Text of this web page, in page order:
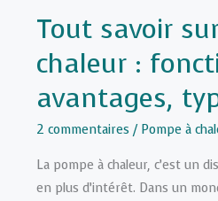
Tout savoir
chaleur :
avantages,
2 commentaires / Pompe à
La pompe à chaleur, c’est un
en plus d’intérêt. Dans un